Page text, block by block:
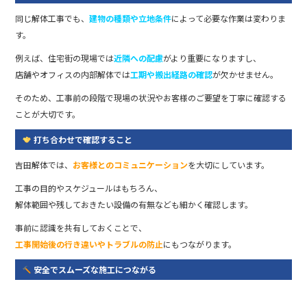
同じ解体工事でも、建物の種類や立地条件によって必要な作業は変わりま
す。
例えば、住宅街の現場では近隣への配慮がより重要になりますし、
店舗やオフィスの内部解体では工期や搬出経路の確認が欠かせません。
そのため、工事前の段階で現場の状況やお客様のご要望を丁寧に確認する
ことが大切です。
打ち合わせで確認すること
吉田解体では、 お客様とのコミュニケーションを大切にしています。
工事の目的やスケジュールはもちろん、
解体範囲や残しておきたい設備の有無なども細かく確認します。
事前に認識を共有しておくことで、
工事開始後の行き違いやトラブルの防止にもつながります。
安全でスムーズな施工につながる